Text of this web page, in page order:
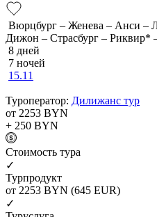
Вюрцбург – Женева – Анси –
Дижон – Страсбург – Риквир*
8 дней
7 ночей
15.11
Туроператор: Дилижанс тур
от 2253 BYN
+ 250 BYN
Cтоимость тура
✓
Турпродукт
от 2253 BYN (645 EUR)
✓